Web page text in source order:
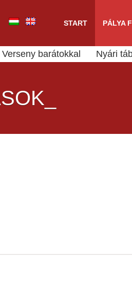
START PÁLYA
Verseny barátokkal Nyári